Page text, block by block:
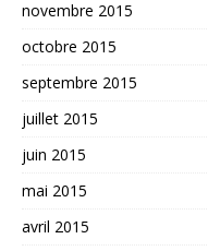
novembre 2015
octobre 2015
septembre 2015
juillet 2015
juin 2015
mai 2015
avril 2015